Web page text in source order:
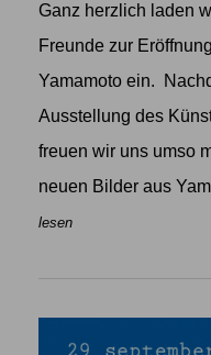
Ganz herzlich laden
Freunde zur
Yamamoto ein.
Ausstellung des
freuen wir uns umso
neuen Bilder aus
lesen